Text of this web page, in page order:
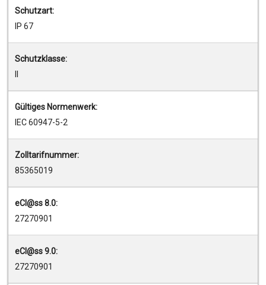
Schutzart:
IP 67
Schutzklasse:
Gültiges Normenwerk:
IEC 60947-5-2
Zolltarifnummer:
85365019
eCl@ss 8.0:
27270901
eCl@ss 9.0:
27270901